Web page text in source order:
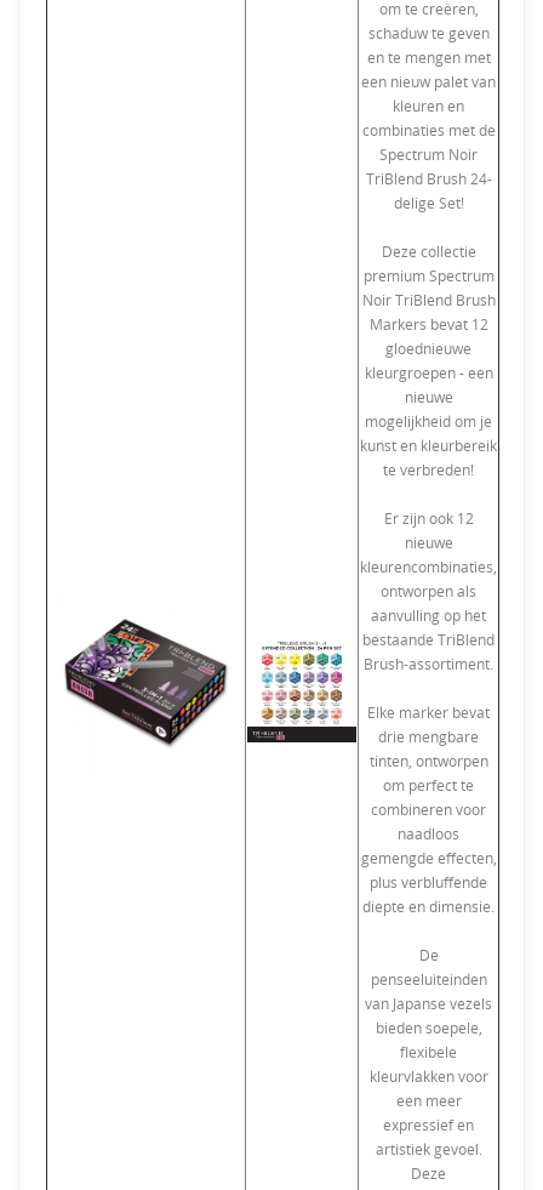
om te creëren,
schaduw te geven
en te mengen met
een nieuw palet van
kleuren en
combinaties met de
Spectrum Noir
TriBlend Brush 24-
delige Set!
Deze collectie
premium Spectrum
Noir TriBlend Brush
Markers bevat 12
gloednieuwe
kleurgroepen - een
nieuwe
mogelijkheid om je
kunst en kleurbereik
te verbreden!
Er zijn ook 12
nieuwe
kleurencombinaties,
ontworpen als
aanvulling op het
bestaande TriBlend
Brush-assortiment.
Elke marker bevat
drie mengbare
tinten, ontworpen
om perfect te
combineren voor
naadloos
gemengde effecten,
plus verbluffende
diepte en dimensie.
De
penseeluiteinden
van Japanse vezels
bieden soepele,
flexibele
kleurvlakken voor
een meer
expressief en
artistiek gevoel.
Deze